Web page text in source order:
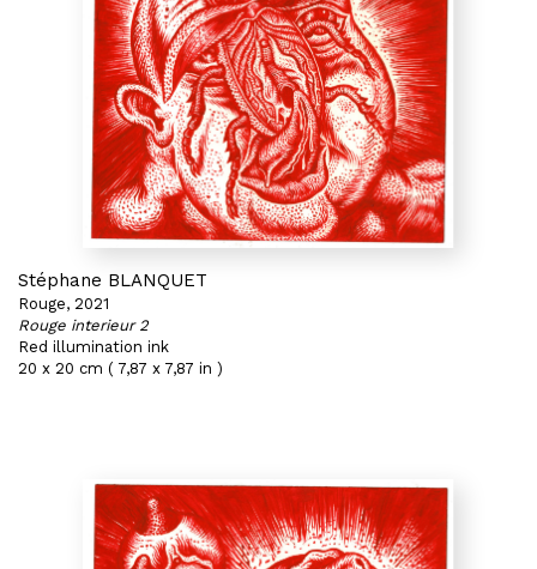
Stéphane BLANQUET
Rouge, 2021
Rouge interieur 2
Red illumination ink
20 x 20 cm ( 7,87 x 7,87 in )